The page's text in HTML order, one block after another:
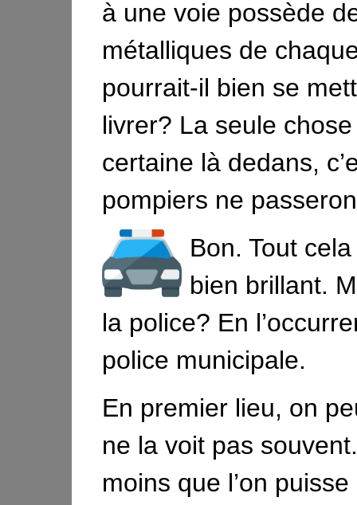
à une voie possède
métalliques de
pourrait-il bien se
livrer? La seule
certaine là dedans,
pompiers ne
Bon. Tout cela
bien brillant.
la police? En
police municipale.
En premier lieu, on
ne la voit pas
moins que l’on